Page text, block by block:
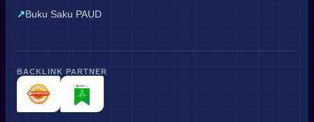
Buku Saku PAUD
BACKLINK PARTNER